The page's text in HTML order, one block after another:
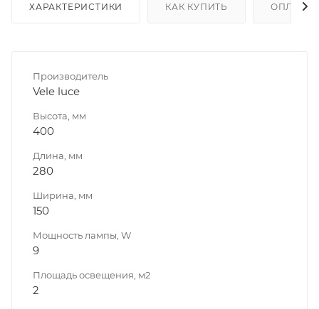
ХАРАКТЕРИСТИКИ КАК КУПИТЬ ОПЛАТА
Производитель
Vele luce
Высота, мм
400
Длина, мм
280
Ширина, мм
150
Мощность лампы, W
9
Площадь освещения, м2
2